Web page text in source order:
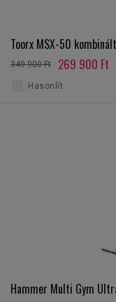
Toorx MSX-50
349 900 Ft 269 900 Ft
Hasonlít
Hammer Multi Gym